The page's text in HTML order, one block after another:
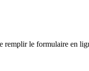
remplir le formulaire en